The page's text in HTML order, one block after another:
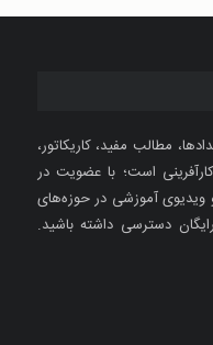
مطالب مفید، کاریکاتور،
است؛ با عضویت در
به بیش از ۵۰۰ مقاله و ویدیوی آموزشی در حوزه‌های
دسترسی داشته باشید.